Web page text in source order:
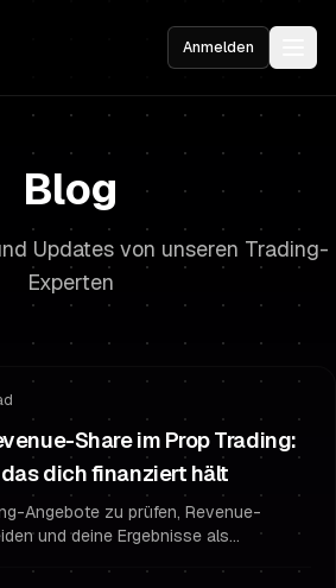
Anmelden
Blog
Updates von unseren Trading-
Experten
Psychologie
Share im Prop Trading:
dich finanziert hält
Angebote zu prüfen, Revenue-
und deine Ergebnisse als